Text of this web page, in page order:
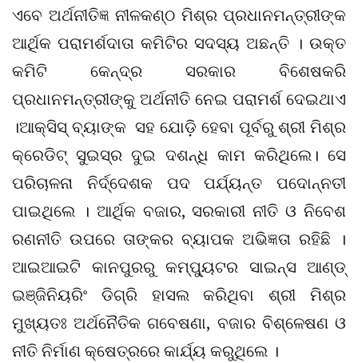
ଏବେ ଅର୍ଥନୀତିଜ୍ଞ ନୀଳକଣ୍ଠ ମିଶ୍ର ପ୍ରଧାନମନ୍ତ୍ରୀଙ୍କ
ଆର୍ଥିକ ପରାମର୍ଶଦାତା କମିଟିର ସଦସ୍ୟ ଅଛନ୍ତି । ଉକ୍ତ
କମିଟି କେନ୍ଦ୍ର ସରକାର ବିଶେଷକରି
ପ୍ରଧାନମନ୍ତ୍ରୀଙ୍କୁ ଅର୍ଥନୀତି ନେଇ ପରାମର୍ଶ ଦେଇଥାଏ
।ଆକ୍ସିସ୍‌ ବ୍ୟାଙ୍କ ସହ ଯୋଡ଼ି ହେବା ପୂର୍ବରୁ ଶ୍ରୀ ମିଶ୍ର
କ୍ରେଡିଟ୍‌ ସୁଇସ୍‌ର ଦୁଇ ଦଶନ୍ଧି କାମ କରିଥିଲେ। ସେ
ପରିଚାଳନା ନିର୍ଦ୍ଦେଶକ ପଦ ପର୍ଯ୍ୟନ୍ତ ପଦୋନ୍ନତୀ
ପାଇଥିଲେ । ଆର୍ଥିକ ବଜାର, ସରକାରୀ ନୀତି ଓ ନିବେଶ
ରଣନୀତି ଉପରେ ତାଙ୍କର ବ୍ୟାପକ ଅଭିଜ୍ଞତା ରହିଛି ।
ଆଇଆଇଟି କାନପୁରରୁ କମ୍ପ୍ୟୁଟର ସାଇନ୍ସ ଆଣ୍ଡ୍‌
ଇଞ୍ଜିନିୟରିଂ ଡିଗ୍ରି ହାସଲ କରିଥିବା ଶ୍ରୀ ମିଶ୍ର
ମୁଖ୍ୟତଃ ଅର୍ଥନୈତିକ ଗବେଷଣା, ବଜାର ବିଶ୍ଳେଷଣ ଓ
ନୀତି ନିର୍ମାଣ କ୍ଷେତ୍ରରେ କାର୍ଯ୍ୟ କରୁଥିଲେ ।